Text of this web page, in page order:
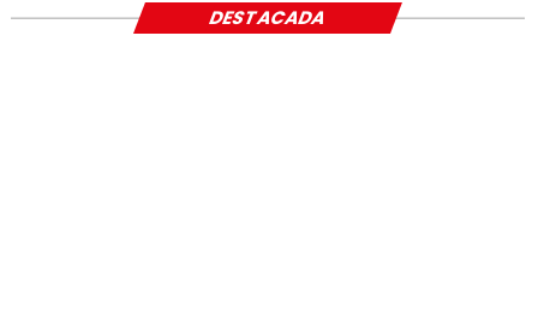
DESTACADA